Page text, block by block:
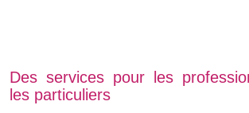
Des services pour les
les particuliers